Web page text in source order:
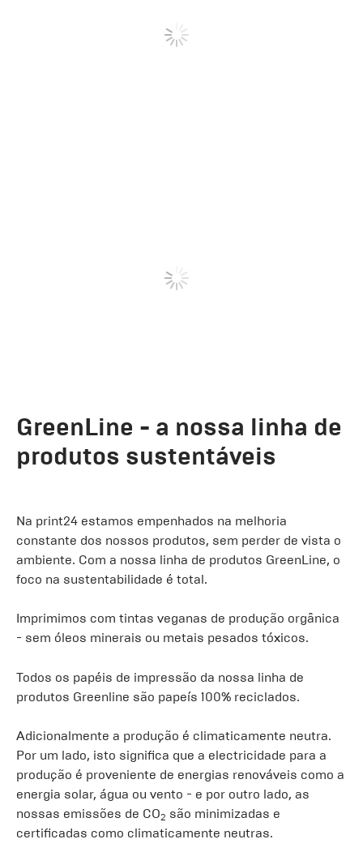
GreenLine - a nossa linha de
produtos sustentáveis
Na print24 estamos empenhados na melhoria
constante dos nossos produtos, sem perder de vista o
ambiente. Com a nossa linha de produtos GreenLine, o
foco na sustentabilidade é total.
Imprimimos com tintas veganas de produção orgânica
- sem óleos minerais ou metais pesados tóxicos.
Todos os papéis de impressão da nossa linha de
produtos Greenline são papeís 100% reciclados.
Adicionalmente a produção é climaticamente neutra.
Por um lado, isto significa que a electricidade para a
produção é proveniente de energias renováveis como a
energia solar, água ou vento - e por outro lado, as
nossas emissões de CO2 são minimizadas e
certificadas como climaticamente neutras.